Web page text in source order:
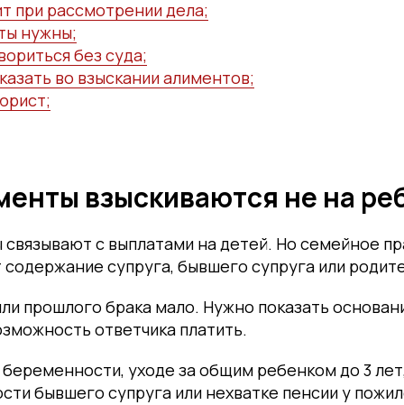
при рассмотрении дела;
нужны;
без суда;
во взыскании алиментов;
взыскиваются не на
с выплатами на детей. Но семейное
супруга, бывшего супруга или
прошлого брака мало. Нужно показать
ответчика платить.
уходе за общим ребенком до 3
бывшего супруга или нехватке пенсии у